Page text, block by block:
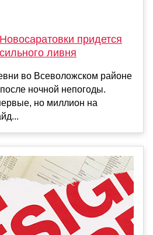
придется
ливня
во Всеволожском районе
ночной непогоды.
но миллион на